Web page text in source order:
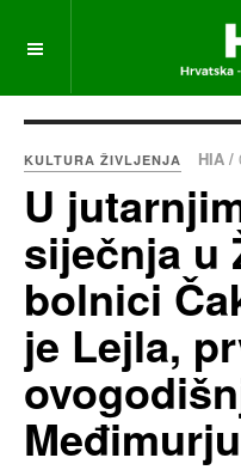
KULTURA ŽIVLJENJA HIA /
U
siječnja u
bolnici
je Lejla,
Međimurju